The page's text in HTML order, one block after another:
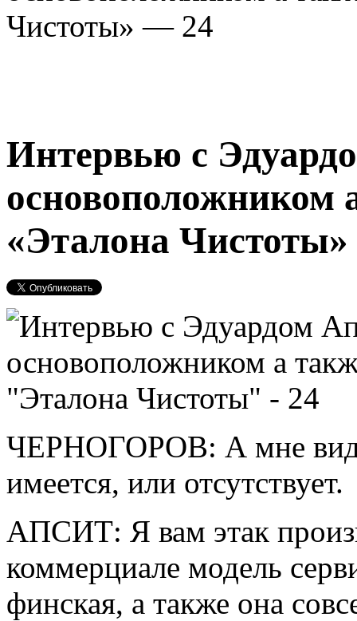
Чистоты» — 24
Интервью с
«Эталона
ЧЕРНОГОРОВ: А мне
имеется, или отсутствует.
АПСИТ: Я вам этак
коммерциале модель
финская, а также она